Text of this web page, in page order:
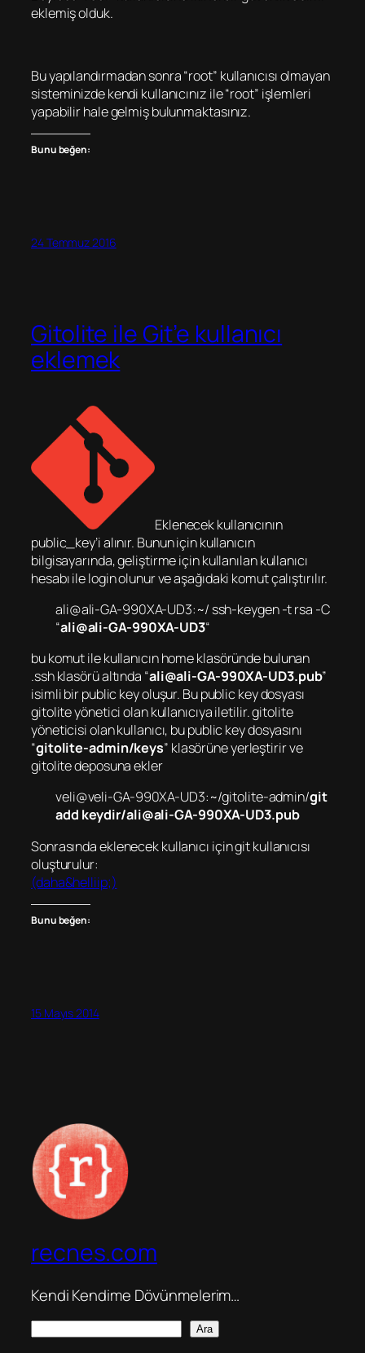
eklemiş olduk.
Bu yapılandırmadan sonra “root” kullanıcısı olmayan
sisteminizde kendi kullanıcınız ile “root” işlemleri
yapabilir hale gelmiş bulunmaktasınız.
Bunu beğen:
24 Temmuz 2016
Gitolite ile Git’e kullanıcı
eklemek
Eklenecek kullanıcının
public_key’i alınır. Bunun için kullanıcın
bilgisayarında, geliştirme için kullanılan kullanıcı
hesabı ile login olunur ve aşağıdaki komut çalıştırılır.
ali@ali-GA-990XA-UD3:~/ ssh-keygen -t rsa -C
“ali@ali-GA-990XA-UD3“
bu komut ile kullanıcın home klasöründe bulunan
.ssh klasörü altında “ali@ali-GA-990XA-UD3.pub”
isimli bir public key oluşur. Bu public key dosyası
gitolite yönetici olan kullanıcıya iletilir. gitolite
yöneticisi olan kullanıcı, bu public key dosyasını
“gitolite-admin/keys” klasörüne yerleştirir ve
gitolite deposuna ekler
veli@veli-GA-990XA-UD3:~/gitolite-admin/git
add keydir/ali@ali-GA-990XA-UD3.pub
Sonrasında eklenecek kullanıcı için git kullanıcısı
oluşturulur:
(daha&helliip;)
Bunu beğen:
15 Mayıs 2014
recnes.com
Kendi Kendime Dövünmelerim…
Ara